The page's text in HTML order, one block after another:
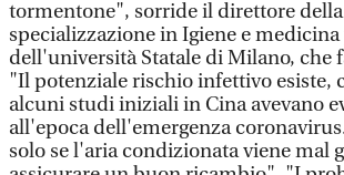
tormentone", sorride il direttore
specializzazione in Igiene e
dell'università Statale di Milano, che
"Il potenziale rischio infettivo esiste,
alcuni studi iniziali in Cina avevano
all'epoca dell'emergenza
solo se l'aria condizionata viene mal